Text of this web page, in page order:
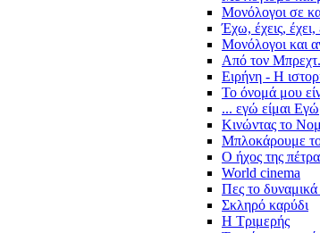
Μονόλογοι σε
Έχω, έχεις,
Μονόλογοι και
Από τον
Ειρήνη - Η
Το όνομά μου
... εγώ είμαι Εγώ
Κινώντας το
Μπλοκάρουμε
Ο ήχος της
World cinema
Πες το δυναμικά
Σκληρό καρύδι
Η Τριμερής